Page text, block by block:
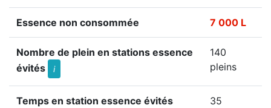
Essence non consommée 7 000 L
Nombre de plein en stations essence
évités
i
140
pleins
Temps en station essence évités
35